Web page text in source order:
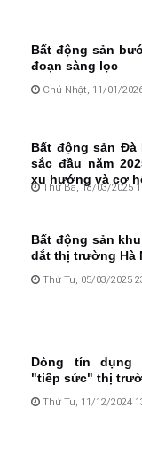
Bất động sản
đoạn sàng lọc
Chủ Nhật, 11/01/
Bất động sản Đà
sắc đầu năm
xu hướng và cơ
Thứ Ba, 18/03/2025
Bất động sản
dắt thị trường Hà
Thứ Tư, 05/03/2025
Dòng tín dụng
"tiếp sức" thị
Thứ Tư, 11/12/2024